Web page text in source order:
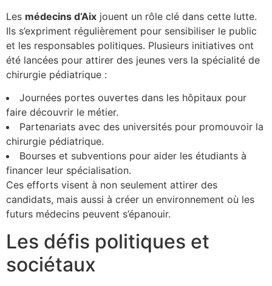
Les médecins d‘Aix jouent un rôle clé dans cette lutte.
Ils s’expriment régulièrement pour sensibiliser le public
et les responsables politiques. Plusieurs initiatives ont
été lancées pour attirer des jeunes vers la spécialité de
chirurgie pédiatrique :
Journées portes ouvertes dans les hôpitaux pour
faire découvrir le métier.
Partenariats avec des universités pour promouvoir la
chirurgie pédiatrique.
Bourses et subventions pour aider les étudiants à
financer leur spécialisation.
Ces efforts visent à non seulement attirer des
candidats, mais aussi à créer un environnement où les
futurs médecins peuvent s’épanouir.
Les défis politiques et
sociétaux